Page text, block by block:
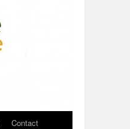
Contact